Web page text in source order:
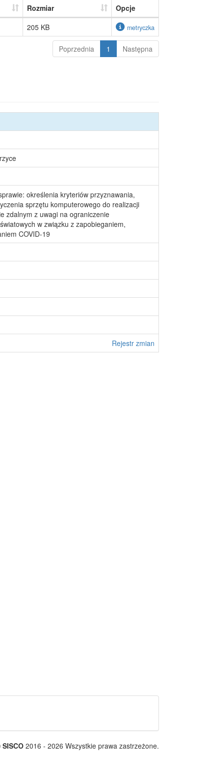
Rozmiar
Opcje
205 KB metryczka
Poprzednia 1 Następna
określenia kryteriów przyznawania,
sprzętu komputerowego do realizacji
zdalnym z uwagi na ograniczenie
w związku z zapobieganiem,
COVID-19
Rejestr zmian
SISCO 2016 - 2026 Wszystkie prawa zastrzeżone.